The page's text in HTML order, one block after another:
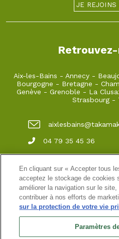
JE REJOINS
Aix-les-Bains - Annecy -
Bourgogne - Bretagne -
Genève - Grenoble - La
Strasbourg-
04 79 35 45 36
65, Boulevard du Lac
les-Bains
Site classique-Mon compte
Conditions générales de
En cliquant sur « Accepter tous
acceptez le stockage de cookies
améliorer la navigation sur le
contribuer à nos efforts de
sur la protection de votre vie
Paramètres